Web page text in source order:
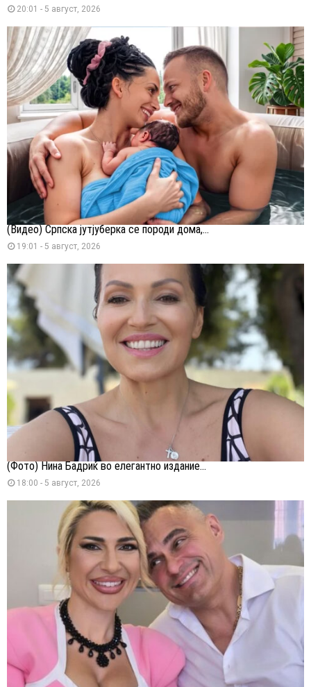
20:01 - 5 август, 2026
(Видео) Српска јутјуберка се породи дома,...
19:01 - 5 август, 2026
(Фото) Нина Бадриќ во елегантно издание...
18:00 - 5 август, 2026